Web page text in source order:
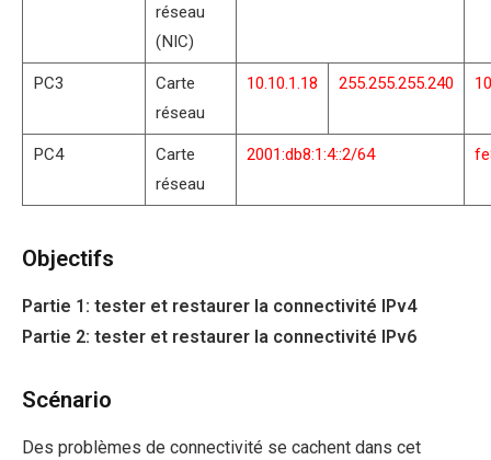
réseau
(NIC)
PC3
Carte
réseau
10.10.1.18 255.255.255.240
PC4
Carte
réseau
2001:db8:1:4::2/64
Objectifs
Partie 1: tester et restaurer la connectivité IPv4
Partie 2: tester et restaurer la connectivité IPv6
Scénario
Des problèmes de connectivité se cachent dans cet